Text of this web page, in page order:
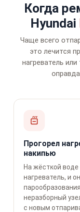
Когда
Hyundai
Чаще всего
это лечится
нагреватель
Прогорел
накипью
На жёсткой воде
нагреватель, и
неразборный
с новым